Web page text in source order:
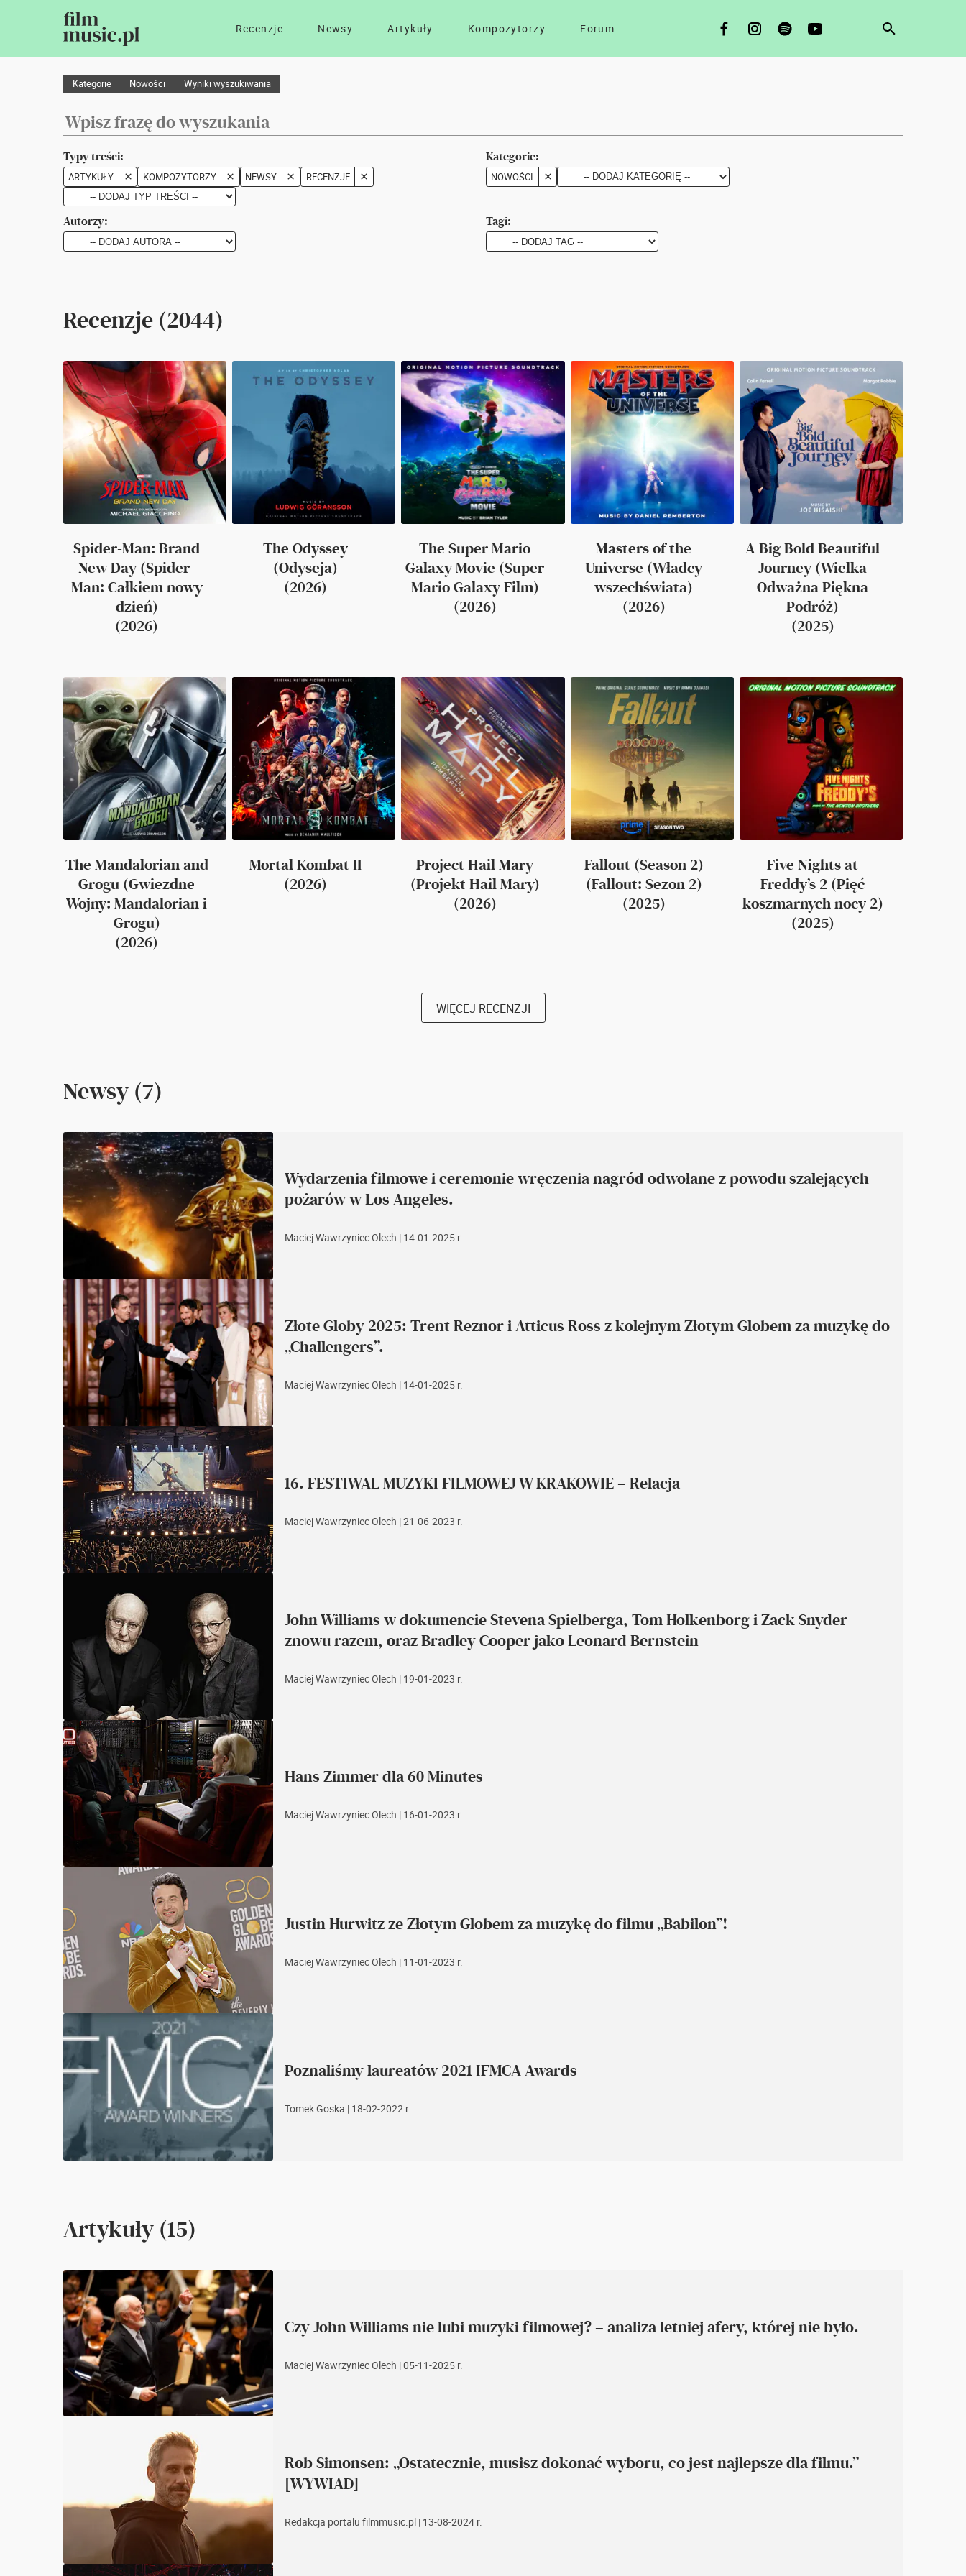
Recenzje Newsy Artykuły Kompozytorzy Forum
Kategorie Nowości Wyniki wyszukiwania
Typy treści:
ARTYKUŁY KOMPOZYTORZY NEWSY RECENZJE
Kategorie:
NOWOŚCI
Autorzy: Tagi:
Recenzje (2044)
Spider-Man: Brand
New Day (Spider-
Man: Całkiem nowy
dzień)
(2026)
The Odyssey
(Odyseja)
(2026)
The Super Mario
Galaxy Movie (Super
Mario Galaxy Film)
(2026)
Masters of the
Universe (Władcy
wszechświata)
(2026)
A Big Bold Beautiful
Journey (Wielka
Odważna Piękna
Podróż)
(2025)
The Mandalorian and
Grogu (Gwiezdne
Wojny: Mandalorian i
Grogu)
(2026)
Mortal Kombat II
(2026)
Project Hail Mary
(Projekt Hail Mary)
(2026)
Fallout (Season 2)
(Fallout: Sezon 2)
(2025)
Five Nights at
Freddy’s 2 (Pięć
koszmarnych nocy 2)
(2025)
WIĘCEJ RECENZJI
Newsy (7)
Wydarzenia filmowe i ceremonie wręczenia nagród odwołane z powodu szalejących
pożarów w Los Angeles.
Maciej Wawrzyniec Olech | 14-01-2025 r.
Złote Globy 2025: Trent Reznor i Atticus Ross z kolejnym Złotym Globem za muzykę do
„Challengers”.
Maciej Wawrzyniec Olech | 14-01-2025 r.
16. FESTIWAL MUZYKI FILMOWEJ W KRAKOWIE – Relacja
Maciej Wawrzyniec Olech | 21-06-2023 r.
John Williams w dokumencie Stevena Spielberga, Tom Holkenborg i Zack Snyder
znowu razem, oraz Bradley Cooper jako Leonard Bernstein
Maciej Wawrzyniec Olech | 19-01-2023 r.
Hans Zimmer dla 60 Minutes
Maciej Wawrzyniec Olech | 16-01-2023 r.
Justin Hurwitz ze Złotym Globem za muzykę do filmu „Babilon”!
Maciej Wawrzyniec Olech | 11-01-2023 r.
Poznaliśmy laureatów 2021 IFMCA Awards
Tomek Goska | 18-02-2022 r.
Artykuły (15)
Czy John Williams nie lubi muzyki filmowej? – analiza letniej afery, której nie było.
Maciej Wawrzyniec Olech | 05-11-2025 r.
Rob Simonsen: „Ostatecznie, musisz dokonać wyboru, co jest najlepsze dla filmu.”
[WYWIAD]
Redakcja portalu filmmusic.pl | 13-08-2024 r.